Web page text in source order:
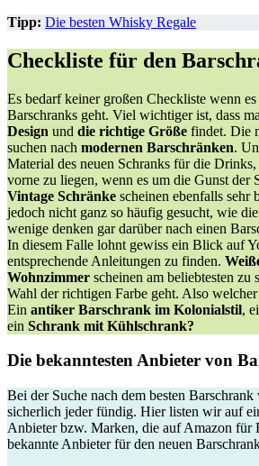
Tipp: Die besten Whisky Regale
Checkliste für den
Es bedarf keiner großen Checkliste wenn
Barschranks geht. Viel wichtiger ist, dass
Design und die richtige Größe findet. Die
suchen nach modernen Barschränken.
Material des neuen Schranks für die
vorne zu liegen, wenn es um die Gunst der
Vintage Schränke scheinen ebenfalls sehr
jedoch nicht ganz so häufig gesucht, wie
wenige denken gar darüber nach einen
In diesem Falle lohnt gewiss ein Blick auf
entsprechende Anleitungen zu finden.
Wohnzimmer scheinen am beliebtesten zu
Wahl der richtigen Farbe geht. Also
Ein antiker Barschrank im Kolonialstil,
ein Schrank mit Kühlschrank?
Die bekanntesten Anbieter von
Bei der Suche nach dem besten
sicherlich jeder fündig. Hier listen wir auf
Anbieter bzw. Marken, die auf Amazon für
bekannte Anbieter für den neuen